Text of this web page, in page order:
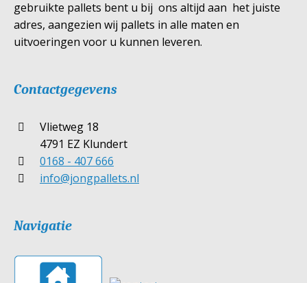
gebruikte pallets bent u bij ons altijd aan het juiste
adres, aangezien wij pallets in alle maten en
uitvoeringen voor u kunnen leveren.
Contactgegevens
Vlietweg 18
4791 EZ Klundert
0168 - 407 666
info@jongpallets.nl
Navigatie